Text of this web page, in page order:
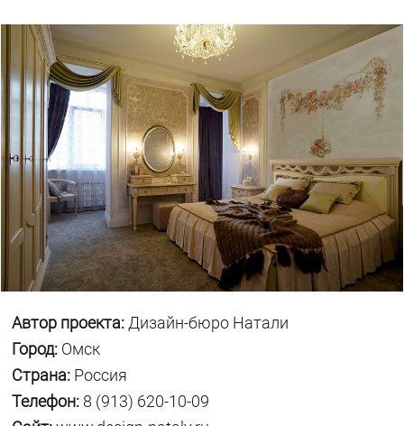
Автор проекта: Дизайн-бюро Натали
Город: Омск
Страна: Россия
Телефон: 8 (913) 620-10-09